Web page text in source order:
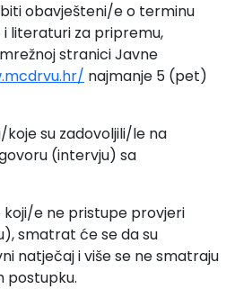
obavješteni/e o terminu
literaturi za pripremu,
stranici Javne
najmanje 5 (pet)
su zadovoljili/le na
(intervju) sa
e ne pristupe provjeri
smatrat će se da su
natječaj i više se ne smatraju
postupku.